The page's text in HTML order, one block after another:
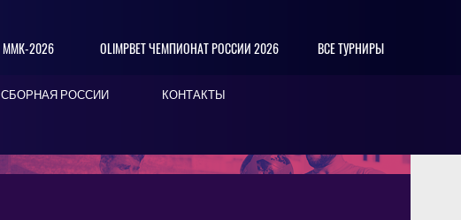
ММК-2026 OLIMPBET ЧЕМПИОНАТ РОССИИ 2026 ВСЕ ТУРНИРЫ
СБОРНАЯ РОССИИ КОНТАКТЫ